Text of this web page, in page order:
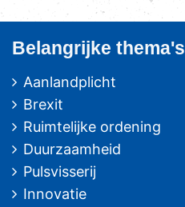
Belangrijke thema's
Aanlandplicht
Brexit
Ruimtelijke ordening
Duurzaamheid
Pulsvisserij
Innovatie